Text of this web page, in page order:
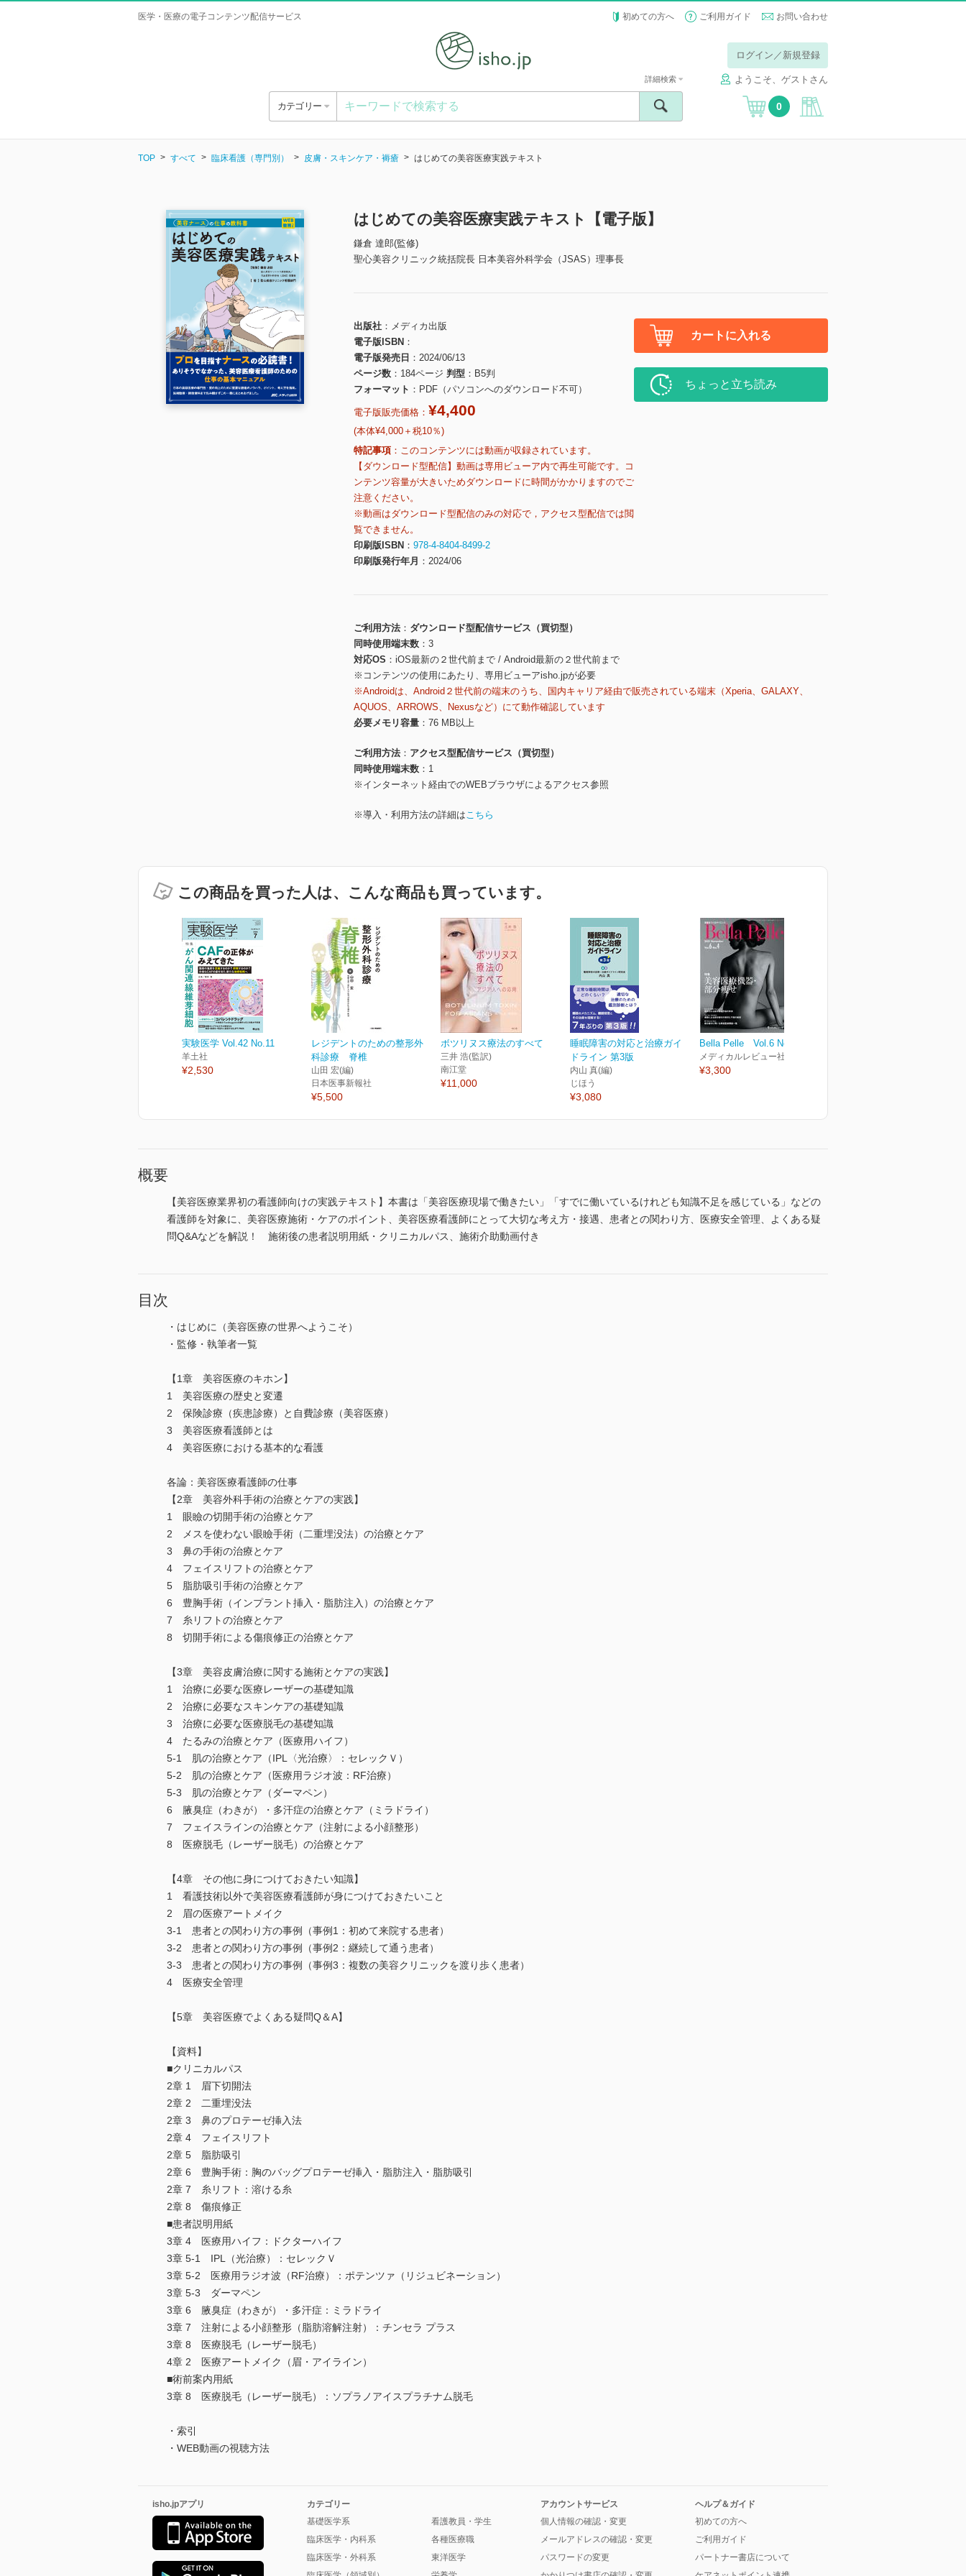
医学・医療の電子コンテンツ配信サービス 初めての方へ ご利用ガイド お問い合わせ
ログイン／新規登録
ようこそ、ゲストさん
カテゴリー
詳細検索
0
TOP すべて 臨床看護（専門別） 皮膚・スキンケア・褥瘡 はじめての美容医療実践テキスト
はじめての美容医療実践テキスト【電子版】
鎌倉 達郎(監修)
聖心美容クリニック統括院長 日本美容外科学会（JSAS）理事長
出版社
メディカ出版
電子版ISBN
電子版発売日
2024/06/13
ページ数
184ページ 判型
B5判
フォーマット
PDF（パソコンへのダウンロード不可）
電子版販売価格： ¥4,400
(本体¥4,000＋税10％)
特記事項
このコンテンツには動画が収録されています。
【ダウンロード型配信】動画は専用ビューア内で再生可能です。コ
ンテンツ容量が大きいためダウンロードに時間がかかりますのでご
注意ください。
※動画はダウンロード型配信のみの対応で，アクセス型配信では閲
覧できません。
印刷版ISBN
978-4-8404-8499-2
印刷版発行年月
2024/06
カートに入れる
ちょっと立ち読み
ご利用方法
ダウンロード型配信サービス（買切型）
同時使用端末数
3
対応OS
iOS最新の２世代前まで / Android最新の２世代前まで
※コンテンツの使用にあたり、専用ビューアisho.jpが必要
※Androidは、Android２世代前の端末のうち、国内キャリア経由で販売されている端末（Xperia、GALAXY、
AQUOS、ARROWS、Nexusなど）にて動作確認しています
必要メモリ容量
76 MB以上
ご利用方法
アクセス型配信サービス（買切型）
同時使用端末数
1
※インターネット経由でのWEBブラウザによるアクセス参照
※導入・利用方法の詳細はこちら
この商品を買った人は、こんな商品も買っています。
実験医学 Vol.42 No.11
羊土社
¥2,530
レジデントのための整形外
科診療 脊椎
山田 宏(編)
日本医事新報社
¥5,500
ボツリヌス療法のすべて
三井 浩(監訳)
南江堂
¥11,000
睡眠障害の対応と治療ガイ
ドライン 第3版
内山 真(編)
じほう
¥3,080
Bella Pelle Vol.6 No.4
メディカルレビュー社
¥3,300
概要
【美容医療業界初の看護師向けの実践テキスト】本書は「美容医療現場で働きたい」「すでに働いているけれども知識不足を感じている」などの
看護師を対象に、美容医療施術・ケアのポイント、美容医療看護師にとって大切な考え方・接遇、患者との関わり方、医療安全管理、よくある疑
問Q&Aなどを解説！ 施術後の患者説明用紙・クリニカルパス、施術介助動画付き
目次
・はじめに（美容医療の世界へようこそ）
・監修・執筆者一覧
【1章 美容医療のキホン】
1 美容医療の歴史と変遷
2 保険診療（疾患診療）と自費診療（美容医療）
3 美容医療看護師とは
4 美容医療における基本的な看護
各論：美容医療看護師の仕事
【2章 美容外科手術の治療とケアの実践】
1 眼瞼の切開手術の治療とケア
2 メスを使わない眼瞼手術（二重埋没法）の治療とケア
3 鼻の手術の治療とケア
4 フェイスリフトの治療とケア
5 脂肪吸引手術の治療とケア
6 豊胸手術（インプラント挿入・脂肪注入）の治療とケア
7 糸リフトの治療とケア
8 切開手術による傷痕修正の治療とケア
【3章 美容皮膚治療に関する施術とケアの実践】
1 治療に必要な医療レーザーの基礎知識
2 治療に必要なスキンケアの基礎知識
3 治療に必要な医療脱毛の基礎知識
4 たるみの治療とケア（医療用ハイフ）
5-1 肌の治療とケア（IPL〈光治療〉：セレックＶ）
5-2 肌の治療とケア（医療用ラジオ波：RF治療）
5-3 肌の治療とケア（ダーマペン）
6 腋臭症（わきが）・多汗症の治療とケア（ミラドライ）
7 フェイスラインの治療とケア（注射による小顔整形）
8 医療脱毛（レーザー脱毛）の治療とケア
【4章 その他に身につけておきたい知識】
1 看護技術以外で美容医療看護師が身につけておきたいこと
2 眉の医療アートメイク
3-1 患者との関わり方の事例（事例1：初めて来院する患者）
3-2 患者との関わり方の事例（事例2：継続して通う患者）
3-3 患者との関わり方の事例（事例3：複数の美容クリニックを渡り歩く患者）
4 医療安全管理
【5章 美容医療でよくある疑問Q＆A】
【資料】
■クリニカルパス
2章 1 眉下切開法
2章 2 二重埋没法
2章 3 鼻のプロテーゼ挿入法
2章 4 フェイスリフト
2章 5 脂肪吸引
2章 6 豊胸手術：胸のバッグプロテーゼ挿入・脂肪注入・脂肪吸引
2章 7 糸リフト：溶ける糸
2章 8 傷痕修正
■患者説明用紙
3章 4 医療用ハイフ：ドクターハイフ
3章 5-1 IPL（光治療）：セレックＶ
3章 5-2 医療用ラジオ波（RF治療）：ポテンツァ（リジュビネーション）
3章 5-3 ダーマペン
3章 6 腋臭症（わきが）・多汗症：ミラドライ
3章 7 注射による小顔整形（脂肪溶解注射）：チンセラ プラス
3章 8 医療脱毛（レーザー脱毛）
4章 2 医療アートメイク（眉・アイライン）
■術前案内用紙
3章 8 医療脱毛（レーザー脱毛）：ソプラノアイスプラチナム脱毛
・索引
・WEB動画の視聴方法
isho.jpアプリ
カテゴリー
基礎医学系
臨床医学・内科系
臨床医学・外科系
看護教員・学生
各種医療職
東洋医学
アカウントサービス
個人情報の確認・変更
メールアドレスの確認・変更
パスワードの変更
ヘルプ＆ガイド
初めての方へ
ご利用ガイド
パートナー書店について